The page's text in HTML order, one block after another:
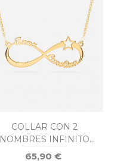
COLLAR CON 2
NOMBRES INFINITO
ESTRELLA DORÉ
65,90 €